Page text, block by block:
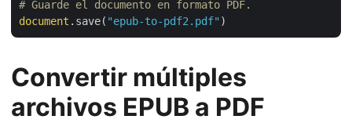
# Guarde el documento en formato PDF.
document .save( "epub-to-pdf2.pdf"
Convertir múltiples
archivos EPUB a PDF